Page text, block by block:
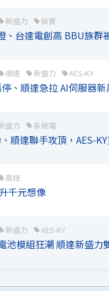
新盛力 錸寶
、台達電創高 BBU族群
順達 新盛力 AES-KY
、順達急拉 AI伺服器新
盛力 系統電
順達聯手攻頂，AES-
高技
千元想像
新盛力 AES-KY
池模組狂潮 順達新盛力